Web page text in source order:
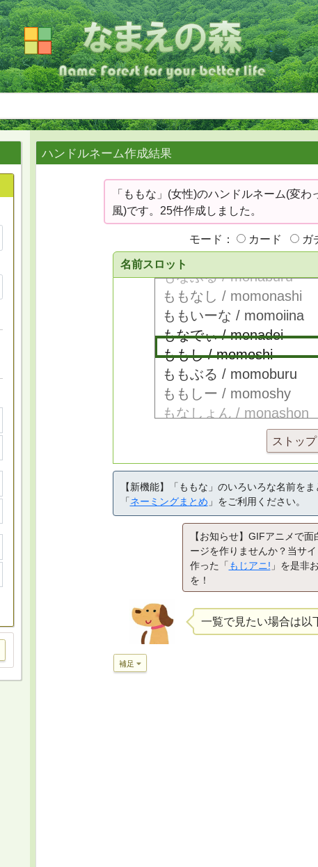
ハンドルネーム作成結果
「ももな」(女性)のハンドルネーム(変わ
風)です。25件作成しました。
モード： カード ガ
名前スロット
ストップ
【新機能】「ももな」のいろいろな名前を
「ネーミングまとめ 」をご利用ください。
【お知らせ】GIFアニメで面
ージを作りませんか？当サ
作った「もじアニ! 」を是非
を！
一覧で見たい場合は以
補足